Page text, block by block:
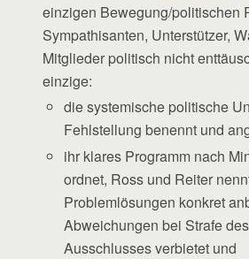
einzigen Bewegung/politischen
Sympathisanten, Unterstützer,
Mitglieder politisch nicht
einzige:
die systemische politische
Fehlstellung benennt und
ihr klares Programm nach
ordnet, Ross und Reiter
Problemlösungen konkret
Abweichungen bei Strafe des
Ausschlusses verbietet und